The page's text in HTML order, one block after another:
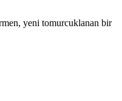
yeni tomurcuklanan bir